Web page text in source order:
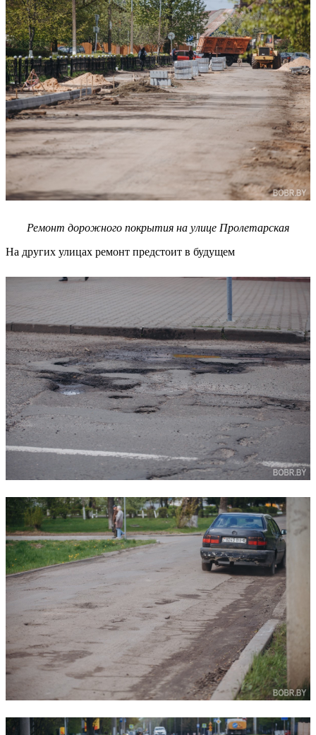
Ремонт дорожного покрытия на улице Пролетарская
На других улицах ремонт предстоит в будущем